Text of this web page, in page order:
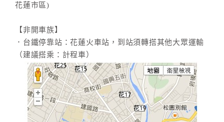
花蓮市區)
【非開車族】
．台鐵停靠站：花蓮火車站，到站須轉搭其他大眾運輸
（建議搭乘：計程車）